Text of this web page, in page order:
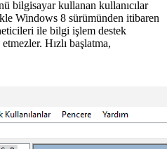
bilgisayar kullanan kullanıcılar
Windows 8 sürümünden itibaren
ile bilgi işlem destek
Hızlı başlatma,